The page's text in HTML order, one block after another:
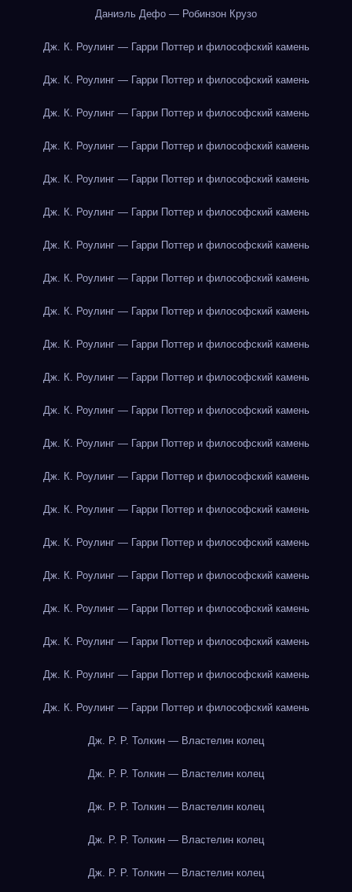
Даниэль Дефо — Робинзон Крузо
Дж. К. Роулинг — Гарри Поттер и философский камень
Дж. К. Роулинг — Гарри Поттер и философский камень
Дж. К. Роулинг — Гарри Поттер и философский камень
Дж. К. Роулинг — Гарри Поттер и философский камень
Дж. К. Роулинг — Гарри Поттер и философский камень
Дж. К. Роулинг — Гарри Поттер и философский камень
Дж. К. Роулинг — Гарри Поттер и философский камень
Дж. К. Роулинг — Гарри Поттер и философский камень
Дж. К. Роулинг — Гарри Поттер и философский камень
Дж. К. Роулинг — Гарри Поттер и философский камень
Дж. К. Роулинг — Гарри Поттер и философский камень
Дж. К. Роулинг — Гарри Поттер и философский камень
Дж. К. Роулинг — Гарри Поттер и философский камень
Дж. К. Роулинг — Гарри Поттер и философский камень
Дж. К. Роулинг — Гарри Поттер и философский камень
Дж. К. Роулинг — Гарри Поттер и философский камень
Дж. К. Роулинг — Гарри Поттер и философский камень
Дж. К. Роулинг — Гарри Поттер и философский камень
Дж. К. Роулинг — Гарри Поттер и философский камень
Дж. К. Роулинг — Гарри Поттер и философский камень
Дж. К. Роулинг — Гарри Поттер и философский камень
Дж. Р. Р. Толкин — Властелин колец
Дж. Р. Р. Толкин — Властелин колец
Дж. Р. Р. Толкин — Властелин колец
Дж. Р. Р. Толкин — Властелин колец
Дж. Р. Р. Толкин — Властелин колец